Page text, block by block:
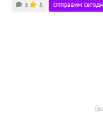
5 5 Отправим